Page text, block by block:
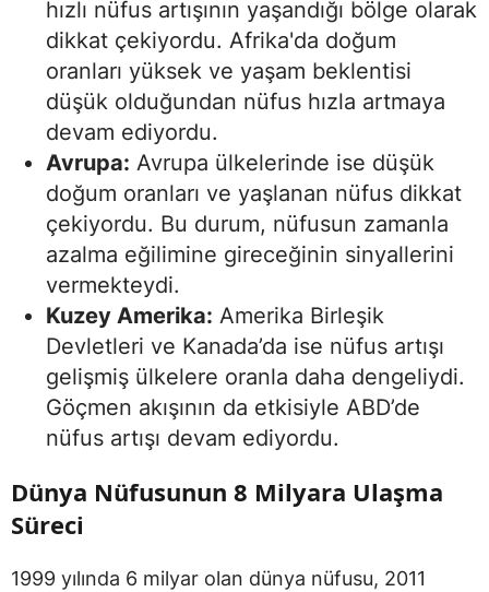
hızlı nüfus artışının yaşandığı bölge olarak
dikkat çekiyordu. Afrika'da doğum
oranları yüksek ve yaşam beklentisi
düşük olduğundan nüfus hızla artmaya
devam ediyordu.
Avrupa: Avrupa ülkelerinde ise düşük
doğum oranları ve yaşlanan nüfus dikkat
çekiyordu. Bu durum, nüfusun zamanla
azalma eğilimine gireceğinin sinyallerini
vermekteydi.
Kuzey Amerika: Amerika Birleşik
Devletleri ve Kanada’da ise nüfus artışı
gelişmiş ülkelere oranla daha dengeliydi.
Göçmen akışının da etkisiyle ABD’de
nüfus artışı devam ediyordu.
Dünya Nüfusunun 8 Milyara Ulaşma
Süreci
1999 yılında 6 milyar olan dünya nüfusu, 2011